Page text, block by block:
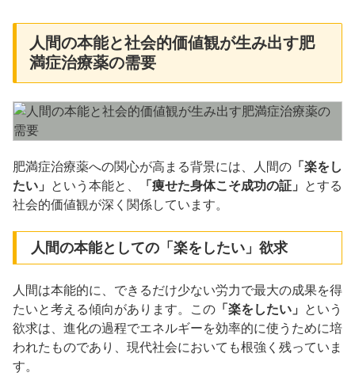
人間の本能と社会的価値観が生み出す肥
満症治療薬の需要​
肥満症治療薬への関心が高まる背景には、人間の 「楽をし
たい」
という本能と、 「痩せた身体こそ成功の証」
とする
社会的価値観が深く関係しています。​​
人間の本能としての「楽をしたい」欲求​
人間は本能的に、できるだけ少ない労力で最大の成果を得
たいと考える傾向があります。​この 「楽をしたい」
という
欲求は、進化の過程でエネルギーを効率的に使うために培
われたものであり、現代社会においても根強く残っていま
す。​